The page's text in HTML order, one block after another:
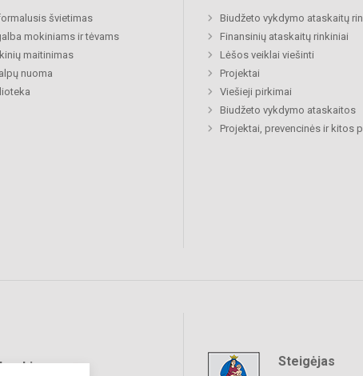
švietimas
mokiniams ir tėvams
maitinimas
nuoma
Biudžeto vykdymo ataskaitų
Finansinių ataskaitų rinkiniai
Lėšos veiklai viešinti
Projektai
Viešieji pirkimai
Biudžeto vykdymo ataskaitos
Projektai, prevencinės ir kitos
Steigėjas